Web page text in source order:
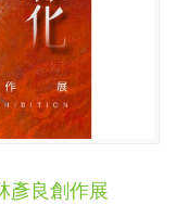
彥良創作展